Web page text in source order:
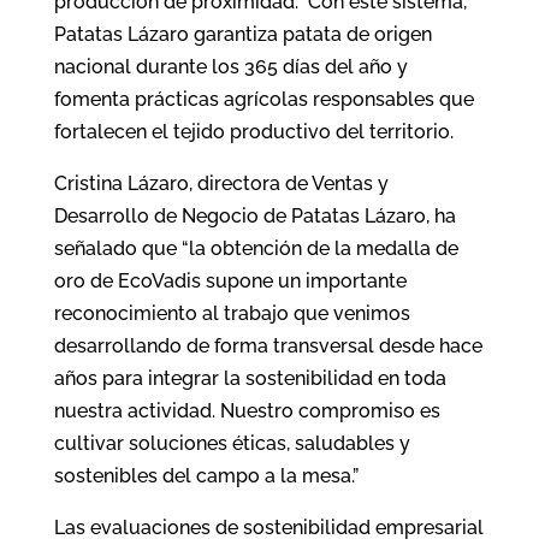
Patatas Lázaro garantiza patata de origen
nacional durante los 365 días del año y
fomenta prácticas agrícolas responsables que
fortalecen el tejido productivo del territorio.
Cristina Lázaro, directora de Ventas y
Desarrollo de Negocio de Patatas Lázaro, ha
señalado que “la obtención de la medalla de
oro de EcoVadis supone un importante
reconocimiento al trabajo que venimos
desarrollando de forma transversal desde hace
años para integrar la sostenibilidad en toda
nuestra actividad. Nuestro compromiso es
cultivar soluciones éticas, saludables y
sostenibles del campo a la mesa.”
Las evaluaciones de sostenibilidad empresarial